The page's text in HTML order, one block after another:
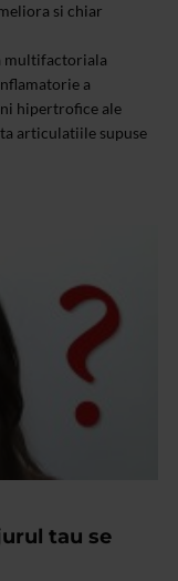
si chiar
multifactoriala
a
hipertrofice ale
articulatiile supuse
tau se